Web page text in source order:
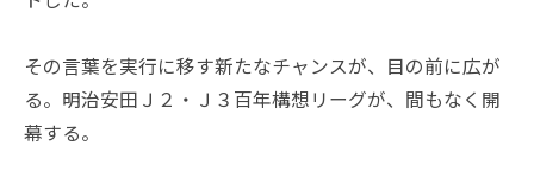
その言葉を実行に移す新たなチャンスが、目の前に広が
る。明治安田Ｊ２・Ｊ３百年構想リーグが、間もなく開
幕する。